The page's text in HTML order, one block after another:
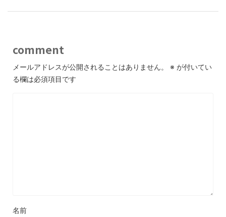
comment
メールアドレスが公開されることはありません。 ※ が付いてい
る欄は必須項目です
名前